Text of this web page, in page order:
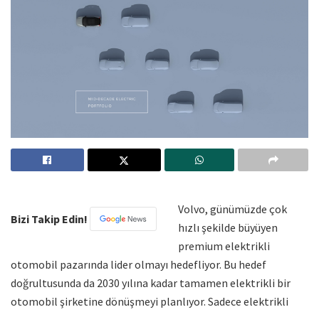
Bizi Takip Edin!
Volvo, günümüzde çok
hızlı şekilde büyüyen
premium elektrikli
otomobil pazarında lider olmayı hedefliyor. Bu hedef
doğrultusunda da 2030 yılına kadar tamamen elektrikli bir
otomobil şirketine dönüşmeyi planlıyor. Sadece elektrikli